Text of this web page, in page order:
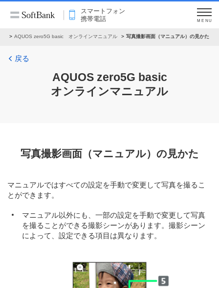
スマートフォン
携帯電話
MENU
AQUOS zero5G basic オンラインマニュアル 写真撮影画面（マニュアル）の見かた
戻る
AQUOS zero5G basic
オンラインマニュアル
写真撮影画面（マニュアル）の見かた
マニュアルではすべての設定を手動で変更して写真を撮るこ
とができます。
マニュアル以外にも、一部の設定を手動で変更して写真
を撮ることができる撮影シーンがあります。撮影シーン
によって、設定できる項目は異なります。